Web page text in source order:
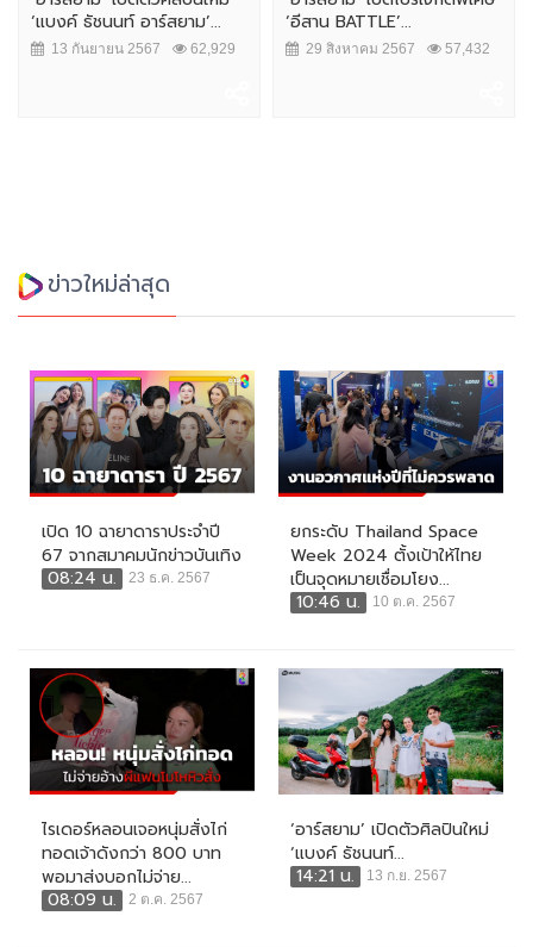
‘แบงค์ ธัชนนท์ อาร์สยาม’...
13 กันยายน 2567 62,929
‘อีสาน BATTLE’...
29 สิงหาคม 2567 57,432
ข่าวใหม่ล่าสุด
เปิด 10 ฉายาดาราประจำปี
67 จากสมาคมนักข่าวบันเทิง
08:24 น.
23 ธ.ค. 2567
ยกระดับ Thailand Space
Week 2024 ตั้งเป้าให้ไทย
เป็นจุดหมายเชื่อมโยง...
10:46 น.
10 ต.ค. 2567
ไรเดอร์หลอนเจอหนุ่มสั่งไก่
ทอดเจ้าดังกว่า 800 บาท
พอมาส่งบอกไม่จ่าย...
08:09 น.
2 ต.ค. 2567
‘อาร์สยาม’ เปิดตัวศิลปินใหม่
‘แบงค์ ธัชนนท์...
14:21 น.
13 ก.ย. 2567